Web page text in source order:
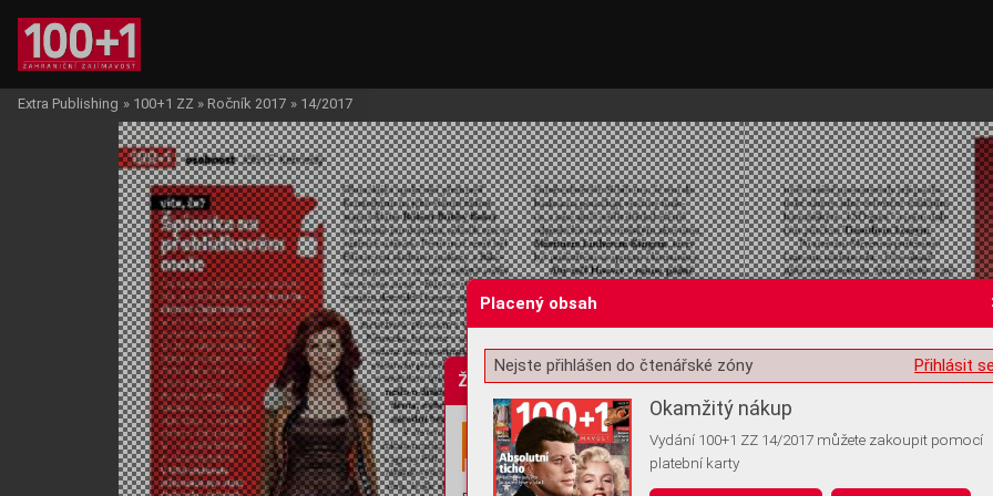
Žádost o souhlas s ukládáním volitelných informací
Extra Publishing » 100+1 ZZ » Ročník 2017 » 14/2017
Placený obsah
Přihlásit
Nejste přihlášen do čtenářské zóny
Okamžitý nákup
Vydání 100+1 ZZ 14/2017 můžete zakoupit pomocí
platební karty